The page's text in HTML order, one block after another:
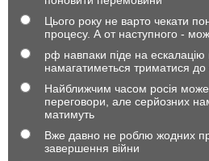
Цього року не варто чекати
процесу. А от наступного -
рф навпаки піде на ескалацію
намагатиметься триматися до
Найближчим часом росія може
переговори, але серйозних
матимуть
Вже давно не роблю жодних
завершення війни